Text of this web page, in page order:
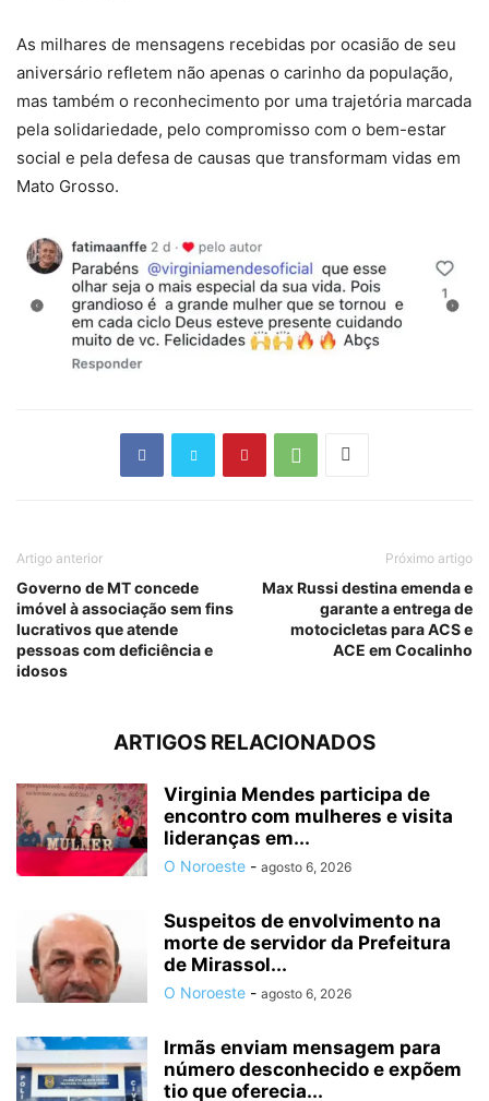
As milhares de mensagens recebidas por ocasião de seu
aniversário refletem não apenas o carinho da população,
mas também o reconhecimento por uma trajetória marcada
pela solidariedade, pelo compromisso com o bem-estar
social e pela defesa de causas que transformam vidas em
Mato Grosso.
Artigo anterior
Governo de MT concede
imóvel à associação sem fins
lucrativos que atende
pessoas com deficiência e
idosos
Próximo artigo
Max Russi destina emenda e
garante a entrega de
motocicletas para ACS e
ACE em Cocalinho
ARTIGOS RELACIONADOS
Virginia Mendes participa de
encontro com mulheres e visita
lideranças em...
O Noroeste - agosto 6, 2026
Suspeitos de envolvimento na
morte de servidor da Prefeitura
de Mirassol...
O Noroeste - agosto 6, 2026
Irmãs enviam mensagem para
número desconhecido e expõem
tio que oferecia...